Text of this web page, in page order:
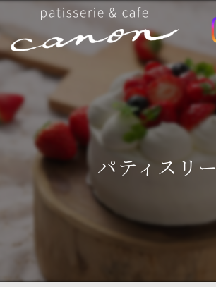
パティスリー